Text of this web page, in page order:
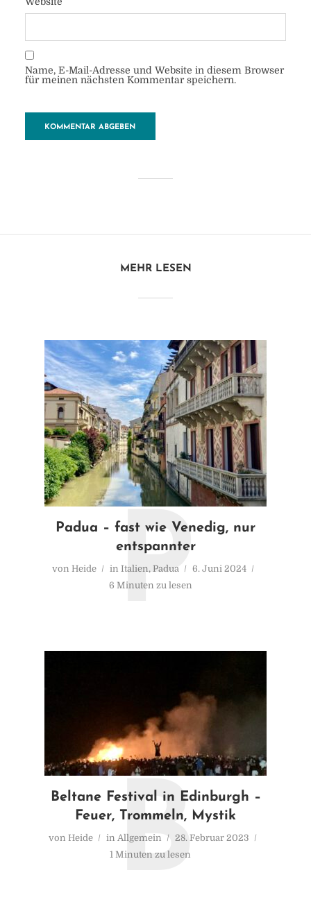
vonHeide 28. Oktober 2017
1 Minuten zu lesen
Name, E-Mail-Adresse und Website in diesem Browser
für meinen nächsten Kommentar speichern.
MEHR LESEN
Padua – fast wie Venedig, nur
entspannter
von Heide in Italien, Padua
6. Juni 2024
6 Minuten zu lesen
P
Beltane Festival in Edinburgh –
Feuer, Trommeln, Mystik
von Heide in Allgemein
28. Februar 2023
1 Minuten zu lesen
B